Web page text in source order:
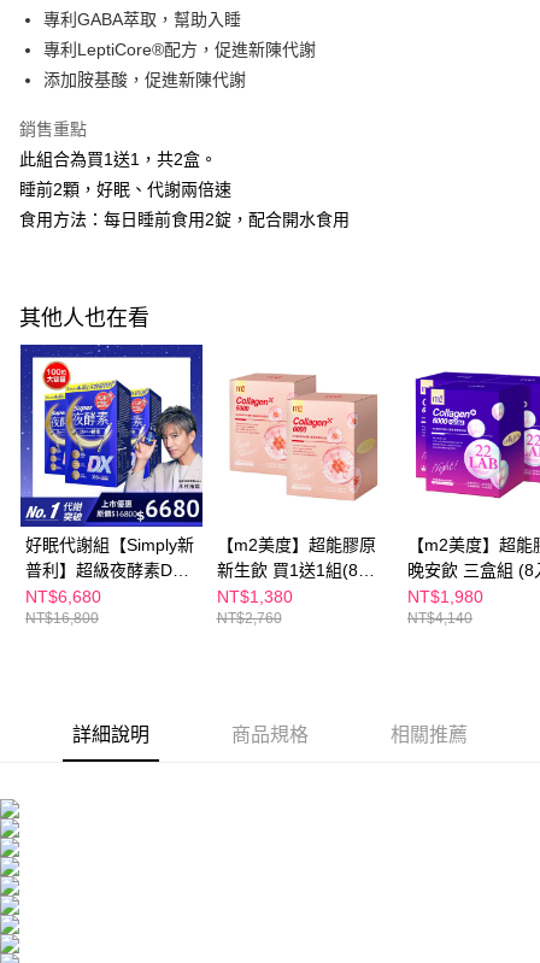
Google Pay
全盈+PAY
相關說明
【關於「AFTEE先享後付」】
AFTEE先享後付是「在收到商品之後才付款」的支付方式。 讓您購物簡單
１．簡單：不需註冊會員、不需綁卡、不需儲值。
【「AFTEE先享後付」結帳流程】
結帳頁面，進行簡訊認證並確認金額後，即可完成結帳。
２．訂單成立數日內，您將收到繳費通知簡訊。
３．收到繳費通知簡訊後14天內，點擊此簡訊中的連結，可透過四大超商／
ATM／網路銀行／等多元方式進行付款，方視為交易完成。
※ 請注意：結帳手續完成當下不需立刻繳費，但若您需要取消訂單，請聯絡
購買商品的店家。未經商家同意取消之訂單仍視為有效，需透過AFTEE先享
後付繳納相關費用。
※ 交易是否成功請以「AFTEE先享後付 」之結帳頁面顯示為準，若有關於
是否繳費成功／繳費後需取消欲退款等相關疑問，請聯繫「AFTEE先享後付
客戶支援中心」https://netprotections.freshdesk.com/support/home
【注意事項】
１．透過由恩沛科技股份有限公司提供之「AFTEE先享後付」服務完成之交
３．未成年的使用者請事先徵得法定代理人或監護人之同意方可使用
「AFTEE先享後付」，若未經同意申辦者引起之損失，本公司不負相關責
ATM付款
每筆NT$100，滿NT$600(含以上)免運費
付款後全家取貨
每筆NT$100，滿NT$600(含以上)免運費
萊爾富取貨付款
每筆NT$100，滿NT$600(含以上)免運費
付款後萊爾富取貨
每筆NT$100，滿NT$600(含以上)免運費
7-11付款取貨
每筆NT$100，滿NT$600(含以上)免運費
專利GABA萃取，幫助入睡
專利LeptiCore®配方，促進新陳代謝
添加胺基酸，促進新陳代謝
銷售重點
此組合為買1送1，共2盒。
睡前2顆，好眠、代謝兩倍速
食用方法：每日睡前食用2錠，配合開水食用
其他人也在看
好眠代謝組【Simply新
普利】超級夜酵素DX
100錠/盒x3盒 木村拓
哉 代言(日韓雙GABA
NT$6,680
NT$16,800
【m2美度】超能膠原
新生飲 買1送1組(8入/
盒.孫藝珍代言-膠原蛋
白)
NT$1,380
NT$2,760
【m2美度】超能
晚安飲 三盒組 (8
NT$1,980
NT$4,140
詳細說明 商品規格 相關推薦